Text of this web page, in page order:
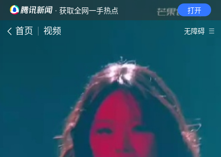
· 获取全网一手热点 打开
首页 视频 无障碍